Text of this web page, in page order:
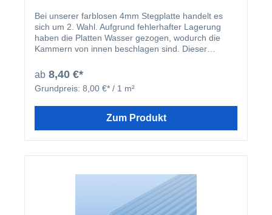
Bei unserer farblosen 4mm Stegplatte handelt es
sich um 2. Wahl. Aufgrund fehlerhafter Lagerung
haben die Platten Wasser gezogen, wodurch die
Kammern von innen beschlagen sind. Dieser
Platten jedoch nicht. Die Stegplatten sind aus
hochwertigem Polycarbonat gefertigt, mit einem
Gewicht von 0,6 kg/m² und einer einseitigen UV-
gekennzeichnet ist. Bitte beachten Sie, dass diese
Schnittkanten sind sauber und ermöglichen eine
einfache Weiterverarbeitung. Trotz des optischen
Mangels befinden sich die Platten in einem
einwandfreien technischen Zustand und sind ideal
ab 8,40 €*
Grundpreis: 8,00 €* / 1 m²
Zum Produkt